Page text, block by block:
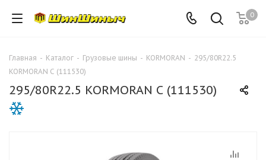
0
Главная - Каталог - Грузовые шины - KORMORAN - 295/80R22.5
KORMORAN С (111530)
295/80R22.5 KORMORAN С (111530)